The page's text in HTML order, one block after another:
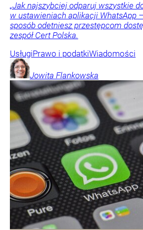
„Jak najszybciej odparuj wszystkie
w ustawieniach aplikacji WhatsApp
sposób odetniesz przestępcom
zespół Cert Polska.
UsługiPrawo i podatkiWiadomości
Jowita Flankowska